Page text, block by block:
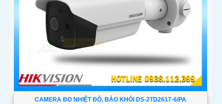
CAMERA ĐO NHIỆT ĐỘ, BÁO KHÓI DS-2TD2617-6/PA